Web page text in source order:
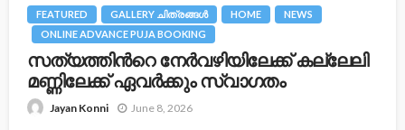
FEATURED GALLERY ചിത്രങ്ങള്‍ HOME
NEWS
ONLINE ADVANCE PUJA BOOKING
സത്യത്തിന്‍റെ നേര്‍വഴിയിലേക്ക് കല്ലേലി
മണ്ണിലേക്ക് ഏവർക്കും സ്വാഗതം
Jayan Konni June 8, 2026